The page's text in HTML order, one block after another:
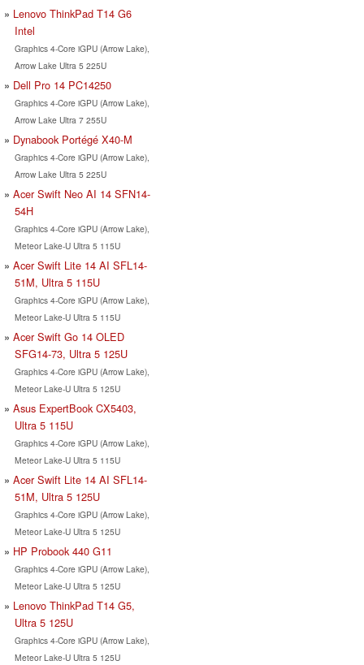
Lenovo ThinkPad T14 G6
Intel
Graphics 4-Core iGPU (Arrow Lake),
Arrow Lake Ultra 5 225U
Dell Pro 14 PC14250
Graphics 4-Core iGPU (Arrow Lake),
Arrow Lake Ultra 7 255U
Dynabook Portégé X40-M
Graphics 4-Core iGPU (Arrow Lake),
Arrow Lake Ultra 5 225U
Acer Swift Neo AI 14 SFN14-
54H
Graphics 4-Core iGPU (Arrow Lake),
Meteor Lake-U Ultra 5 115U
Acer Swift Lite 14 AI SFL14-
51M, Ultra 5 115U
Graphics 4-Core iGPU (Arrow Lake),
Meteor Lake-U Ultra 5 115U
Acer Swift Go 14 OLED
SFG14-73, Ultra 5 125U
Graphics 4-Core iGPU (Arrow Lake),
Meteor Lake-U Ultra 5 125U
Asus ExpertBook CX5403,
Ultra 5 115U
Graphics 4-Core iGPU (Arrow Lake),
Meteor Lake-U Ultra 5 115U
Acer Swift Lite 14 AI SFL14-
51M, Ultra 5 125U
Graphics 4-Core iGPU (Arrow Lake),
Meteor Lake-U Ultra 5 125U
HP Probook 440 G11
Graphics 4-Core iGPU (Arrow Lake),
Meteor Lake-U Ultra 5 125U
Lenovo ThinkPad T14 G5,
Ultra 5 125U
Graphics 4-Core iGPU (Arrow Lake),
Meteor Lake-U Ultra 5 125U